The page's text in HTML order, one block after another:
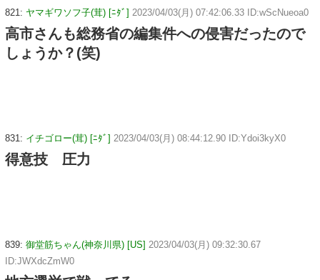
821: ヤマギワソフ子(茸) [ﾆﾀﾞ] 2023/04/03(月) 07:42:06.33 ID:wScNueoa0
高市さんも総務省の編集件への侵害だったので
しょうか？(笑)
831: イチゴロー(茸) [ﾆﾀﾞ] 2023/04/03(月) 08:44:12.90 ID:Ydoi3kyX0
得意技 圧力
839: 御堂筋ちゃん(神奈川県) [US] 2023/04/03(月) 09:32:30.67
ID:JWXdcZmW0